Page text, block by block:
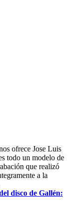
ofrece Jose Luis
todo un modelo de
que realizó
a la
disco de Gallén: